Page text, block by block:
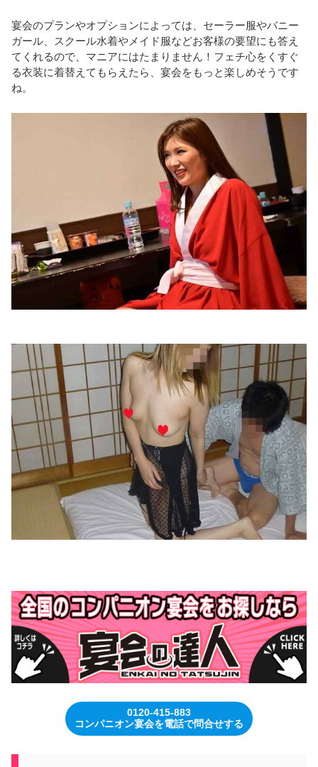
宴会のプランやオプションによっては、セーラー服やバニー
ガール、スクール水着やメイド服などお客様の要望にも答え
てくれるので、マニアにはたまりません！フェチ心をくすぐ
る衣装に着替えてもらえたら、宴会をもっと楽しめそうです
ね。
0120-415-883
コンパニオン宴会を電話で問合せする